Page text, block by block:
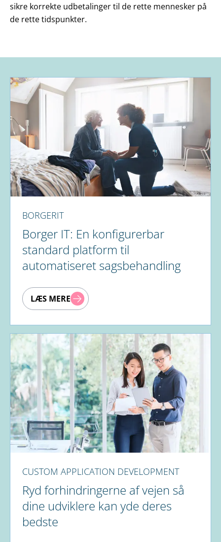
sikre korrekte udbetalinger til de rette mennesker på
de rette tidspunkter.
BORGERIT
Borger IT: En konfigurerbar
standard platform til
automatiseret sagsbehandling
LÆS MERE
CUSTOM APPLICATION DEVELOPMENT
Ryd forhindringerne af vejen så
dine udviklere kan yde deres
bedste